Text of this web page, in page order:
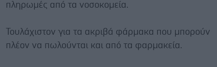
πληρωμές από τα νοσοκομεία.
Τουλάχιστον για τα ακριβά φάρμακα που μπορούν
πλέον να πωλούνται και από τα φαρμακεία.